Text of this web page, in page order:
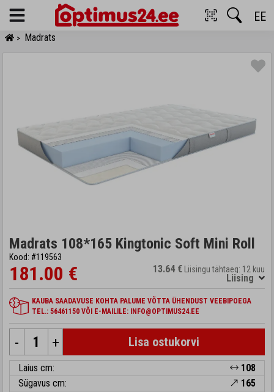
Menu EE
> Madrats
Madrats 108*165 Kingtonic Soft Mini Roll
Kood: #119563
181.00 € 13.64 € Liisingu tähtaeg: 12 kuu
Liising
KAUBA SAADAVUSE KOHTA PALUME VÕTTA ÜHENDUST VEEBIPOEGA
TEL.: 56461150 VÕI E-MAILILE: INFO@OPTIMUS24.EE
- + Lisa ostukorvi
Laius cm:
108
Sügavus cm:
165